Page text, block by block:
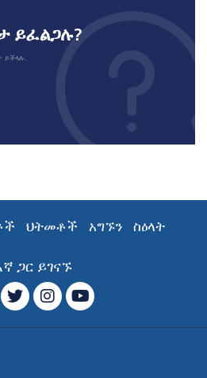
ይፈልጋሉ?
ይችላሉ.
ህትመቶች አግኙን ስዕላት
ጋር ይገናኙ
ትዊተርኢንስታግራምYouTube